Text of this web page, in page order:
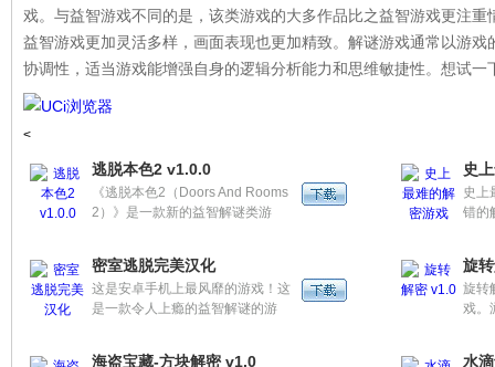
戏。与益智游戏不同的是，该类游戏的大多作品比之益智游戏更注
益智游戏更加灵活多样，画面表现也更加精致。解谜游戏通常以游
协调性，适当游戏能增强自身的逻辑分析能力和思维敏捷性。想试一
<
逃脱本色2 v1.0.0
《逃脱本色2（Doors And Rooms
2）》是一款新的益智解谜类游
扇门，需要把里面的每一扇门都打
开，才能够出去。主要是抓细节，
推理，再加各种道具的配合使用来
史
史上
错的
哦！
能给
令人
密室逃脱完美汉化
这是安卓手机上最风靡的游戏！这
是一款令人上瘾的益智解谜的游
旋
旋转
戏。
海盗宝藏-方块解密 v1.0 水